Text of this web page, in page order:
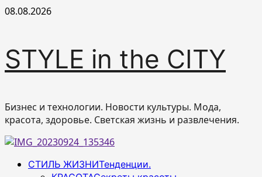
Перейти
08.08.2026
STYLE in the CITY
Бизнес и технологии. Новости культуры. Мода,
красота, здоровье. Светская жизнь и развлечения.
Основное
СТИЛЬ ЖИЗНИТенденции.